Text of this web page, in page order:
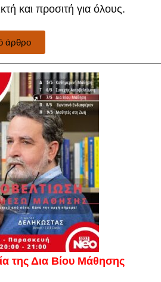
και προσιτή για όλους.
άρθρο
της Δια Βίου Μάθησης